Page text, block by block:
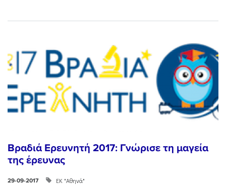
Βραδιά Ερευνητή 2017: Γνώρισε τη μαγεία
της έρευνας
29-09-2017 ΕΚ "Αθηνά"